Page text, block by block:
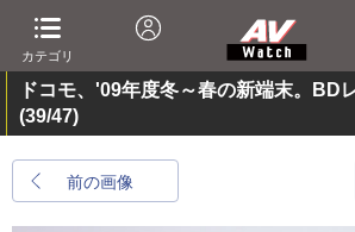
カテゴリ
ドコモ、'09年度冬～春の新端末。BD
(39/47)
前の画像